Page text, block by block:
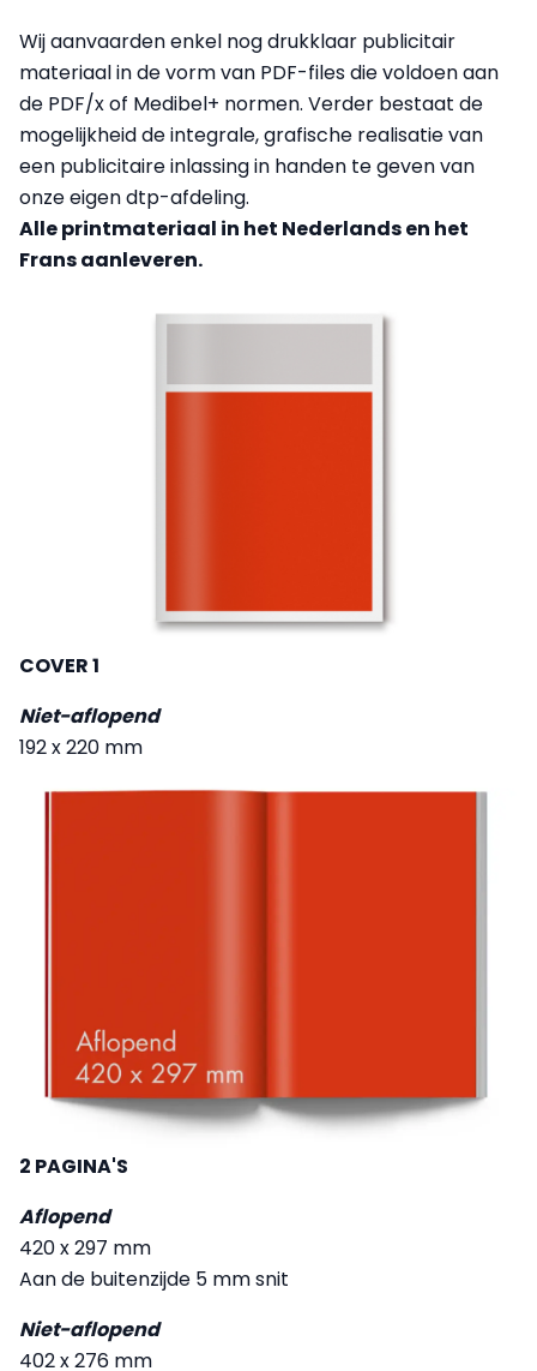
Wij aanvaarden enkel nog drukklaar publicitair
materiaal in de vorm van PDF-files die voldoen aan
de PDF/x of Medibel+ normen. Verder bestaat de
mogelijkheid de integrale, grafische realisatie van
een publicitaire inlassing in handen te geven van
onze eigen dtp-afdeling.
Alle printmateriaal in het Nederlands en het
Frans aanleveren.
COVER 1
Niet-aflopend
192 x 220 mm
2 PAGINA'S
Aflopend
420 x 297 mm
Aan de buitenzijde 5 mm snit
Niet-aflopend
402 x 276 mm